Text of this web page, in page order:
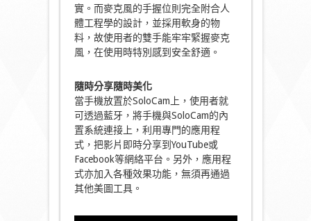
實。而麥克風的手握位則完全附合人
體工程學的設計，並採用軟身的物
料，故使用者的雙手能牢牢緊握麥克
風，在使用時特別感到安全舒適。
隨時分享隨時美化
當手機放置於SoloCam上，使用者就
可透過藍牙，將手機與SoloCam的內
置系統連接上，利用專門的應用程
式，把影片即時分享到YouTube或
Facebook等網絡平台。另外，應用程
式亦加入各種效果功能，無須再通過
其他美圖工具。